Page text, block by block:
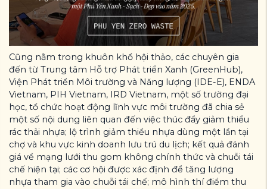
Cũng nằm trong khuôn khổ hội thảo, các chuyên gia
đến từ Trung tâm Hỗ trợ Phát triển Xanh (GreenHub),
Viện Phát triển Môi trường và Năng lượng (IDE-E), ENDA
Vietnam, PIH Vietnam, IRD Vietnam, một số trường đại
học, tổ chức hoạt động lĩnh vực môi trường đã chia sẻ
một số nội dung liên quan đến việc thúc đẩy giảm thiểu
rác thải nhựa; lộ trình giảm thiểu nhựa dùng một lần tại
chợ và khu vực kinh doanh lưu trú du lịch; kết quả đánh
giá về mạng lưới thu gom không chính thức và chuỗi tái
chế hiện tại; các cơ hội được xác định để tăng lượng
nhựa tham gia vào chuỗi tái chế; mô hình thí điểm thu